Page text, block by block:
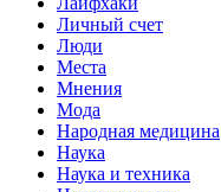
Личный счет
Люди
Места
Мнения
Мода
Народная медицина
Наука
Наука и техника